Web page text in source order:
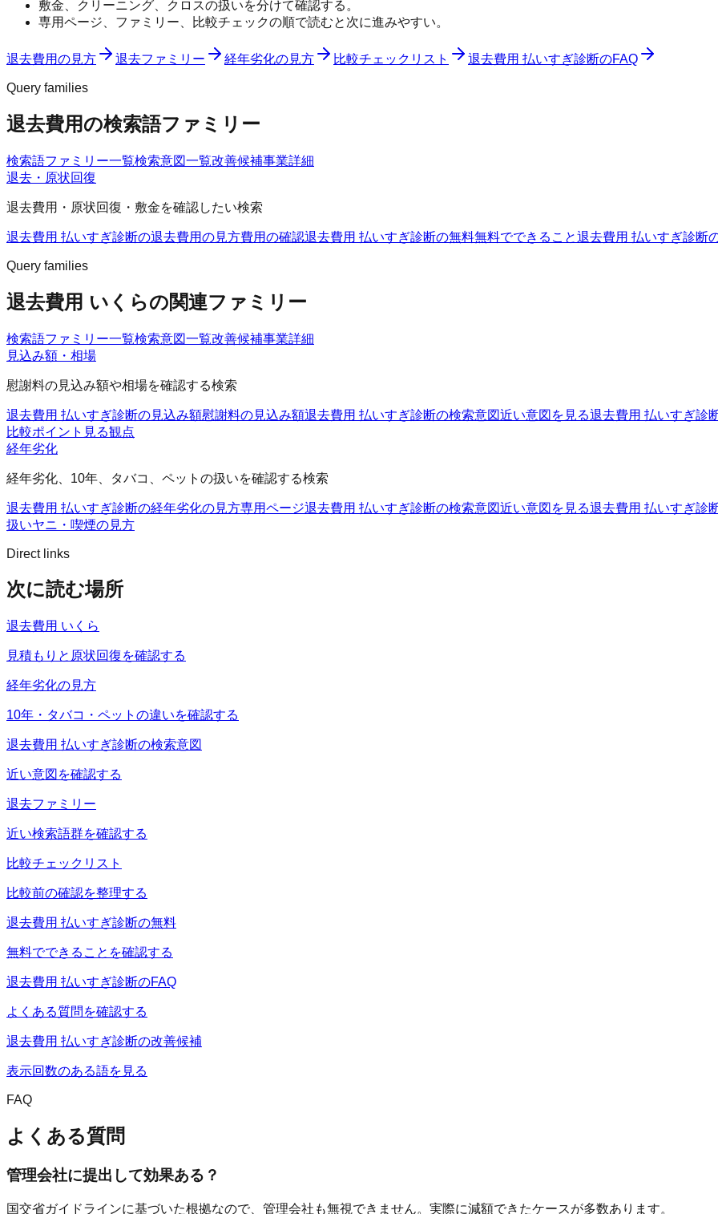
敷金、クリーニング、クロスの扱いを分けて確認する。
専用ページ、ファミリー、比較チェックの順で読むと次に進みやすい。
退去費用の見方 退去ファミリー 経年劣化の見方 比較チェックリスト 退去費用 払いすぎ診断のFAQ
Query families
退去費用の検索語ファミリー
検索語ファミリー一覧検索意図一覧改善候補事業詳細
退去・原状回復
退去費用・原状回復・敷金を確認したい検索
退去費用 払いすぎ診断の退去費用の見方費用の確認退去費用 払いすぎ診断の無料無料でできること退去費用 払いすぎ診断
Query families
退去費用 いくらの関連ファミリー
検索語ファミリー一覧検索意図一覧改善候補事業詳細
見込み額・相場
慰謝料の見込み額や相場を確認する検索
退去費用 払いすぎ診断の見込み額慰謝料の見込み額退去費用 払いすぎ診断の検索意図近い意図を見る退去費用 払いすぎ診
比較ポイント 見る観点
経年劣化
経年劣化、10年、タバコ、ペットの扱いを確認する検索
退去費用 払いすぎ診断の経年劣化の見方専用ページ退去費用 払いすぎ診断の検索意図近い意図を見る退去費用 払いすぎ診
扱いヤニ・喫煙の見方
Direct links
次に読む場所
退去費用 いくら
見積もりと原状回復を確認する
経年劣化の見方
10年・タバコ・ペットの違いを確認する
退去費用 払いすぎ診断の検索意図
近い意図を確認する
退去ファミリー
近い検索語群を確認する
比較チェックリスト
比較前の確認を整理する
退去費用 払いすぎ診断の無料
無料でできることを確認する
退去費用 払いすぎ診断のFAQ
よくある質問を確認する
退去費用 払いすぎ診断の改善候補
表示回数のある語を見る
FAQ
よくある質問
管理会社に提出して効果ある？
国交省ガイドラインに基づいた根拠なので、管理会社も無視できません。実際に減額できたケースが多数あります。